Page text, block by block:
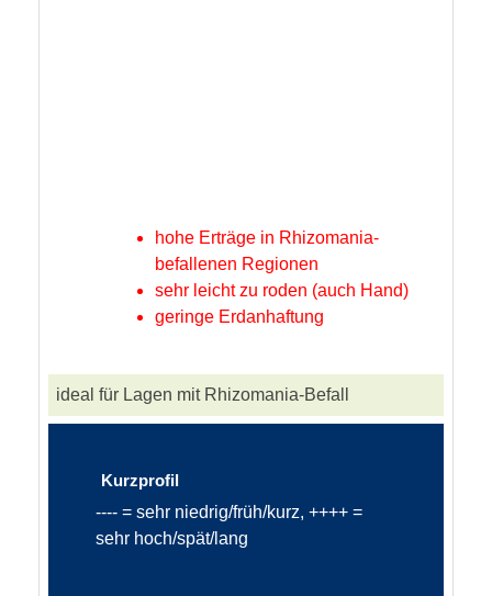
hohe Erträge in Rhizomania-
befallenen Regionen
sehr leicht zu roden (auch Hand)
geringe Erdanhaftung
ideal für Lagen mit Rhizomania-Befall
Kurzprofil
---- = sehr niedrig/früh/kurz, ++++ =
sehr hoch/spät/lang